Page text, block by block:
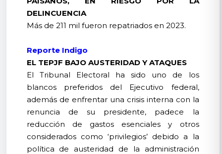
DELINCUENCIA
Más de 211 mil fueron repatriados en 2023.
Reporte Indigo
EL TEPJF BAJO AUSTERIDAD Y ATAQUES
El Tribunal Electoral ha sido uno de los
blancos preferidos del Ejecutivo federal,
además de enfrentar una crisis interna con la
renuncia de su presidente, padece la
reducción de gastos esenciales y otros
considerados como ‘privilegios’ debido a la
política de austeridad de la administración